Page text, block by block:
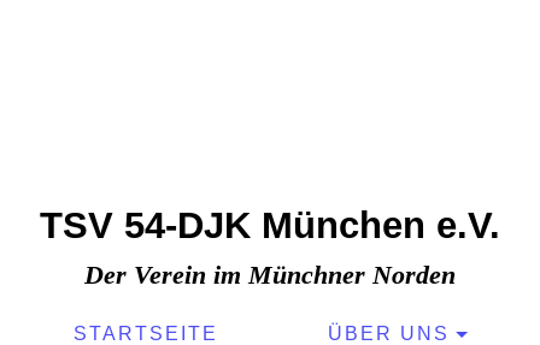
TSV 54-DJK München e.V.
Der Verein im Münchner Norden
STARTSEITE
ÜBER UNS